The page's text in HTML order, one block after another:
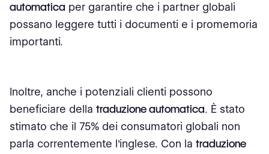
automatica per garantire che i partner globali
possano leggere tutti i documenti e i promemoria
importanti.
Inoltre, anche i potenziali clienti possono
beneficiare della traduzione automatica. È stato
stimato che il 75% dei consumatori globali non
parla correntemente l'inglese. Con la traduzione